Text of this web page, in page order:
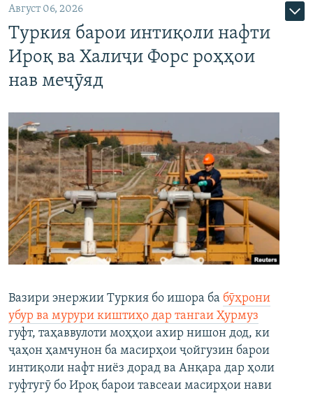
Август 06, 2026
Туркия барои интиқоли нафти
Ироқ ва Халиҷи Форс роҳҳои
нав меҷӯяд
Вазири энержии Туркия бо ишора ба бӯҳрони
убур ва мурури киштиҳо дар тангаи Ҳурмуз
гуфт, таҳаввулоти моҳҳои ахир нишон дод, ки
ҷаҳон ҳамчунон ба масирҳои ҷойгузин барои
интиқоли нафт ниёз дорад ва Анқара дар ҳоли
гуфтугӯ бо Ироқ барои тавсеаи масирҳои нави